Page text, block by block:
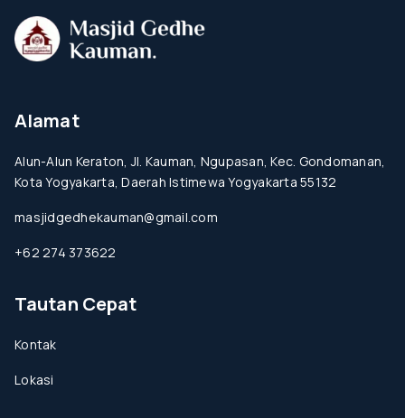
Alamat
Alun-Alun Keraton, Jl. Kauman, Ngupasan, Kec. Gondomanan,
Kota Yogyakarta, Daerah Istimewa Yogyakarta 55132
masjidgedhekauman@gmail.com
+62 274 373622
Tautan Cepat
Kontak
Lokasi